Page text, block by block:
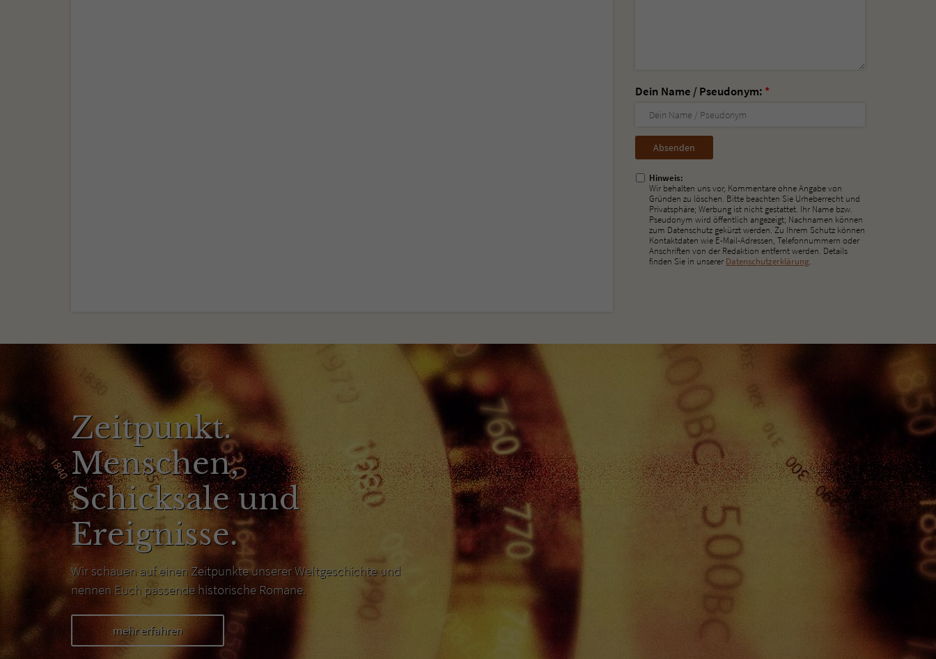
Dein Name / Pseudonym: *
Nicht
ausfüllen!
Hinweis:
Wir behalten uns vor, Kommentare ohne Angabe von
Gründen zu löschen. Bitte beachten Sie Urheberrecht und
Privatsphäre; Werbung ist nicht gestattet. Ihr Name bzw.
Pseudonym wird öffentlich angezeigt; Nachnamen können
zum Datenschutz gekürzt werden. Zu Ihrem Schutz können
Kontaktdaten wie E-Mail-Adressen, Telefonnummern oder
Anschriften von der Redaktion entfernt werden. Details
finden Sie in unserer Datenschutzerklärung.
Zeitpunkt.
Menschen,
Schicksale und
Ereignisse.
Wir schauen auf einen Zeitpunkte unserer Weltgeschichte und
nennen Euch passende historische Romane.
mehr erfahren